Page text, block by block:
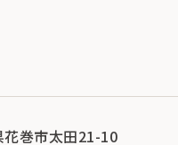
巻市太田21-10